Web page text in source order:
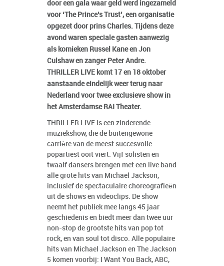
door een gala waar geld werd ingezameld
voor ‘The Prince’s Trust’, een organisatie
opgezet door prins Charles. Tijdens deze
avond waren speciale gasten aanwezig
als komieken Russel Kane en Jon
Culshaw en zanger Peter Andre.
THRILLER LIVE komt 17 en 18 oktober
aanstaande eindelijk weer terug naar
Nederland voor twee exclusieve show in
het Amsterdamse RAI Theater.
THRILLER LIVE is een zinderende
muziekshow, die de buitengewone
carrière van de meest succesvolle
popartiest ooit viert. Vijf solisten en
twaalf dansers brengen met een live band
alle grote hits van Michael Jackson,
inclusief de spectaculaire choreografieën
uit de shows en videoclips. De show
neemt het publiek mee langs 45 jaar
geschiedenis en biedt meer dan twee uur
non-stop de grootste hits van pop tot
rock, en van soul tot disco. Alle populaire
hits van Michael Jackson en The Jackson
5 komen voorbij: I Want You Back, ABC,